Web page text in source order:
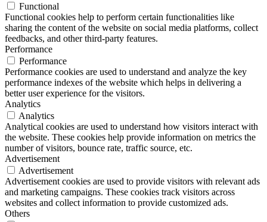
Functional
Functional cookies help to perform certain functionalities like
sharing the content of the website on social media platforms, collect
feedbacks, and other third-party features.
Performance
Performance
Performance cookies are used to understand and analyze the key
performance indexes of the website which helps in delivering a
better user experience for the visitors.
Analytics
Analytics
Analytical cookies are used to understand how visitors interact with
the website. These cookies help provide information on metrics the
number of visitors, bounce rate, traffic source, etc.
Advertisement
Advertisement
Advertisement cookies are used to provide visitors with relevant ads
and marketing campaigns. These cookies track visitors across
websites and collect information to provide customized ads.
Others